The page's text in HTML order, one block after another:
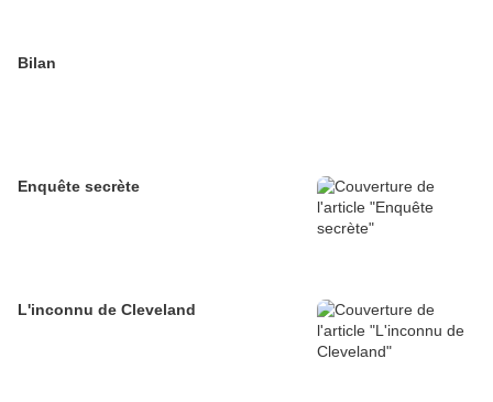
Bilan
Enquête secrète
L'inconnu de Cleveland